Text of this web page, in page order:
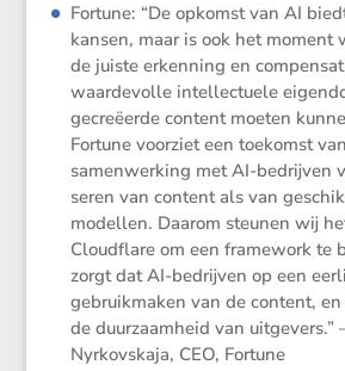
Fortune: “De opkomst van AI
kansen, maar is ook het moment
de juiste erken­ning en
waarde­volle intel­lec­tuele
gecre­ëerde content moeten
Fortune voorziet een toekomst
samen­wer­king met AI-bedrijven
seren van content als van
modellen. Daarom steunen wij
Cloud­flare om een frame­work te
zorgt dat AI-bedrijven op een
gebruik­maken van de content,
de duurzaam­heid van uitge­vers.”
Nyrkovs­kaja, CEO, Fortune